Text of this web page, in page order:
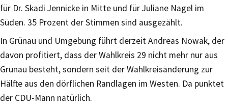
für Dr. Skadi Jennicke in Mitte und für Juliane Nagel im
Süden. 35 Prozent der Stimmen sind ausgezählt.
In Grünau und Umgebung führt derzeit Andreas Nowak, der
davon profitiert, dass der Wahlkreis 29 nicht mehr nur aus
Grünau besteht, sondern seit der Wahlkreisänderung zur
Hälfte aus den dörflichen Randlagen im Westen. Da punktet
der CDU-Mann natürlich.